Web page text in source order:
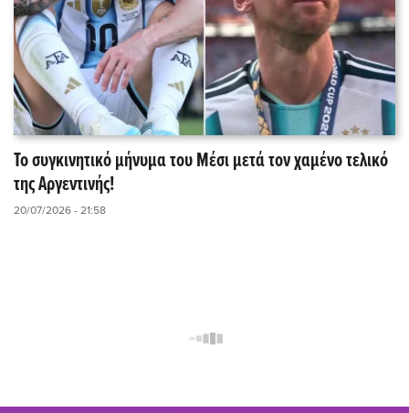
Το συγκινητικό μήνυμα του Μέσι μετά τον χαμένο τελικό
της Αργεντινής!
20/07/2026 - 21:58